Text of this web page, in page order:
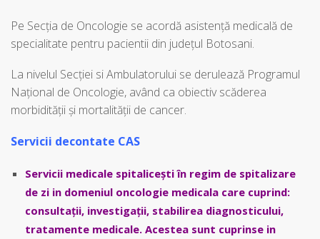
Pe Secția de Oncologie se acordă asistenţă medicală de
specialitate pentru pacientii din județul Botosani.
La nivelul Secției si Ambulatorului se derulează Programul
Naţional de Oncologie, având ca obiectiv scăderea
morbidității și mortalității de cancer.
Servicii decontate CAS
Servicii medicale spitalicești în regim de spitalizare
de zi in domeniul oncologie medicala care cuprind:
consultații, investigații, stabilirea diagnosticului,
tratamente medicale. Acestea sunt cuprinse in